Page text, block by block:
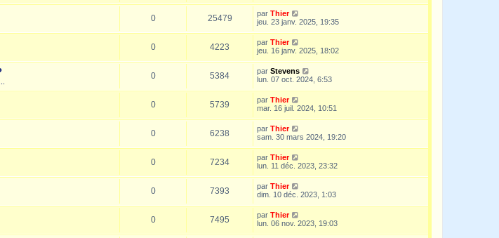
0 25479 par Thier
jeu. 23 janv. 2025, 19:35
0 4223 par Thier
jeu. 16 janv. 2025, 18:02
0 5384 par Stevens
lun. 07 oct. 2024, 6:53
0 5739 par Thier
mar. 16 juil. 2024, 10:51
0 6238 par Thier
sam. 30 mars 2024, 19:20
0 7234 par Thier
lun. 11 déc. 2023, 23:32
0 7393 par Thier
dim. 10 déc. 2023, 1:03
0 7495 par Thier
lun. 06 nov. 2023, 19:03